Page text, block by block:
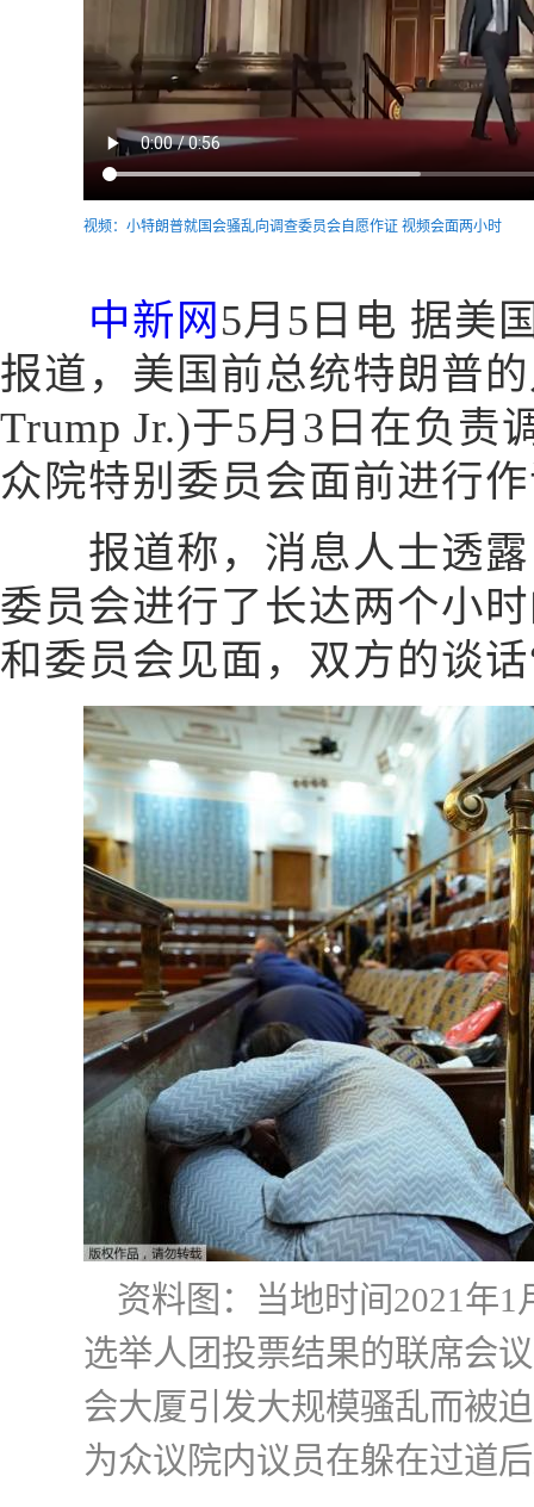
视频：小特朗普就国会骚乱向调查委员会自愿作证 视频会面两小时
中新网 5月5日电 据美
报道，美国前总统特朗普
Trump Jr.)于5月3日在负责
众院特别委员会面前进行
报道称，消息人士透露
委员会进行了长达两个小
和委员会见面，双方的谈
资料图：当地时间2021年
选举人团投票结果的联席会
会大厦引发大规模骚乱而被
为众议院内议员在躲在过道